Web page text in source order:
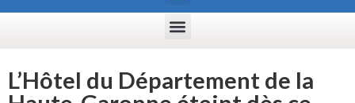
L’Hôtel du Département de la